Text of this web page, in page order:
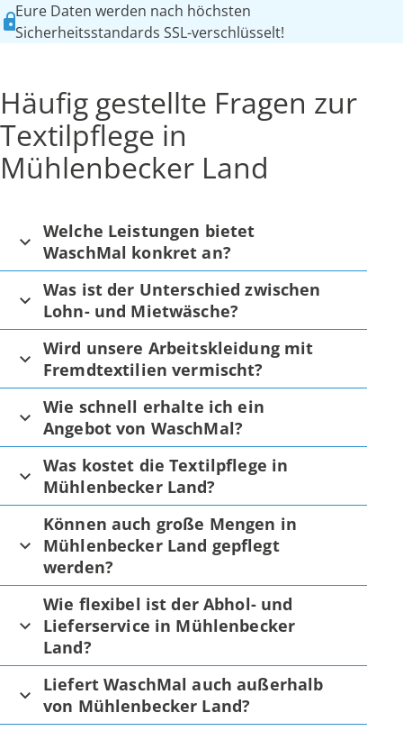
Eure Daten werden nach höchsten
Sicherheitsstandards SSL-verschlüsselt!
Häufig gestellte Fragen zur
Textilpflege in
Mühlenbecker Land
Welche Leistungen bietet
WaschMal konkret an?
Was ist der Unterschied zwischen
Lohn- und Mietwäsche?
Wird unsere Arbeitskleidung mit
Fremdtextilien vermischt?
Wie schnell erhalte ich ein
Angebot von WaschMal?
Was kostet die Textilpflege in
Mühlenbecker Land?
Können auch große Mengen in
Mühlenbecker Land gepflegt
werden?
Wie flexibel ist der Abhol- und
Lieferservice in Mühlenbecker
Land?
Liefert WaschMal auch außerhalb
von Mühlenbecker Land?